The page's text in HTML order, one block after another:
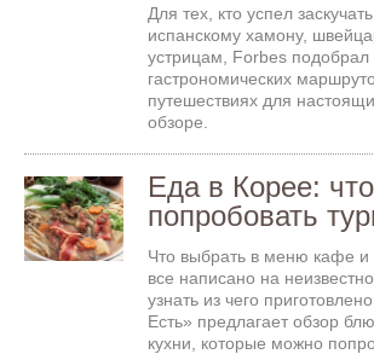
Для тех, кто успел
испанскому хамону,
устрицам, Forbes подобрал
гастрономических
путешествиях для
обзоре.
Еда в Корее: что
попробовать
Что выбрать в меню кафе и
все написано на
узнать из чего
Есть» предлагает обзор
кухни, которые можно